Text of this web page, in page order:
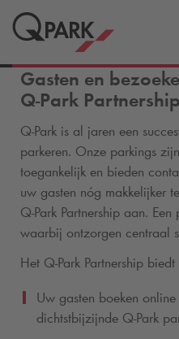
Gasten en
Q-Park Partnership
Q-Park is al jaren een
parkeren. Onze parkings
toegankelijk en bieden
uw gasten nóg makkelijker
Q-Park Partnership aan.
waarbij ontzorgen centraal
Het Q-Park Partnership
Uw gasten boeken
dichtstbijzijnde Q-Park